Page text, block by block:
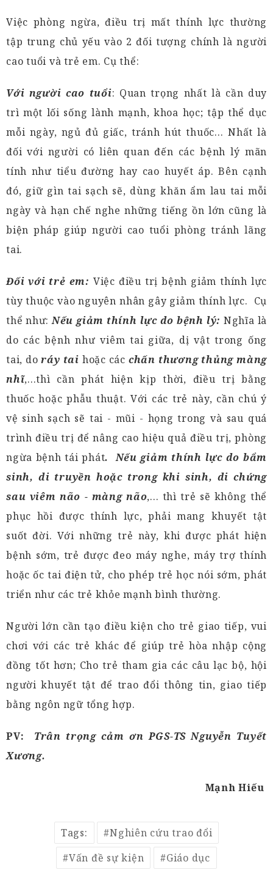
Việc phòng ngừa, điều trị mất thính lực thường
tập trung chủ yếu vào 2 đối tượng chính là người
cao tuổi và trẻ em. Cụ thể:
Với người cao tuổi: Quan trọng nhất là cần duy
trì một lối sống lành mạnh, khoa học; tập thể dục
mỗi ngày, ngủ đủ giấc, tránh hút thuốc… Nhất là
đối với người có liên quan đến các bệnh lý mãn
tính như tiểu đường hay cao huyết áp. Bên cạnh
đó, giữ gìn tai sạch sẽ, dùng khăn ẩm lau tai mỗi
ngày và hạn chế nghe những tiếng ồn lớn cũng là
biện pháp giúp người cao tuổi phòng tránh lãng
tai.
Đối với trẻ em: Việc điều trị bệnh giảm thính lực
tùy thuộc vào nguyên nhân gây giảm thính lực. Cụ
thể như:Nếu giảm thính lực do bệnh lý: Nghĩa là
do các bệnh như viêm tai giữa, dị vật trong ống
tai, doráy tai hoặc các chấn thương thủng màng
nhĩ,...thì cần phát hiện kịp thời, điều trị bằng
thuốc hoặc phẫu thuật. Với các trẻ này, cần chú ý
vệ sinh sạch sẽ tai - mũi - họng trong và sau quá
trình điều trị để nâng cao hiệu quả điều trị, phòng
ngừa bệnh tái phát. Nếu giảm thính lực do bẩm
sinh, di truyền hoặc trong khi sinh, di chứng
sau viêm não - màng não,... thì trẻ sẽ không thể
phục hồi được thính lực, phải mang khuyết tật
suốt đời. Với những trẻ này, khi được phát hiện
bệnh sớm, trẻ được đeo máy nghe, máy trợ thính
hoặc ốc tai điện tử, cho phép trẻ học nói sớm, phát
triển như các trẻ khỏe mạnh bình thường.
Người lớn cần tạo điều kiện cho trẻ giao tiếp, vui
chơi với các trẻ khác để giúp trẻ hòa nhập cộng
đồng tốt hơn; Cho trẻ tham gia các câu lạc bộ, hội
người khuyết tật để trao đổi thông tin, giao tiếp
bằng ngôn ngữ tổng hợp.
PV:
Trân trọng cảm ơn PGS-TS Nguyễn Tuyết
Xương.
Mạnh Hiếu
Tags:
Nghiên cứu trao đổi
Vấn đề sự kiện
Giáo dục